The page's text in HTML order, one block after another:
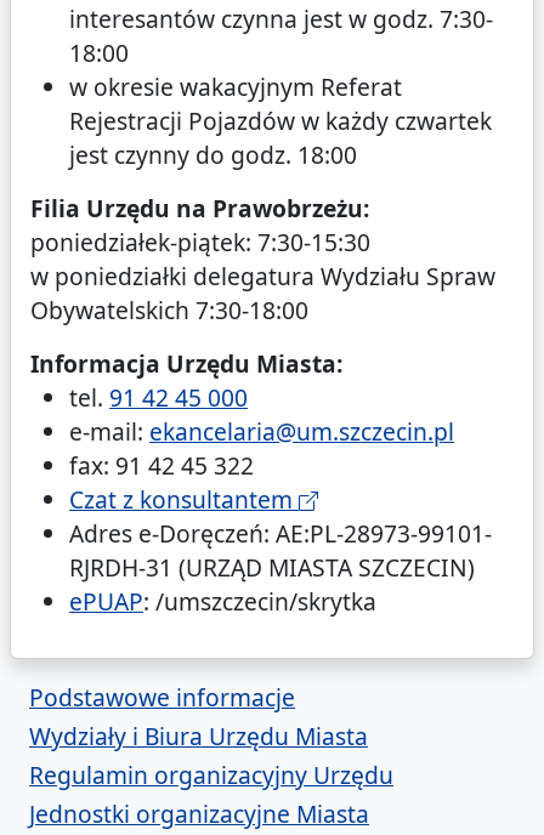
interesantów czynna jest w godz. 7:30-
18:00
w okresie wakacyjnym Referat
Rejestracji Pojazdów w każdy czwartek
jest czynny do godz. 18:00
Filia Urzędu na Prawobrzeżu:
poniedziałek-piątek: 7:30-15:30
w poniedziałki delegatura Wydziału Spraw
Obywatelskich 7:30-18:00
Informacja Urzędu Miasta:
tel. 91 42 45 000
e-mail: ekancelaria@um.szczecin.pl
fax: 91 42 45 322
Czat z konsultantem
Adres e-Doręczeń: AE:PL-28973-99101-
RJRDH-31 (URZĄD MIASTA SZCZECIN)
ePUAP: /umszczecin/skrytka
Podstawowe informacje
Wydziały i Biura Urzędu Miasta
Regulamin organizacyjny Urzędu
Jednostki organizacyjne Miasta